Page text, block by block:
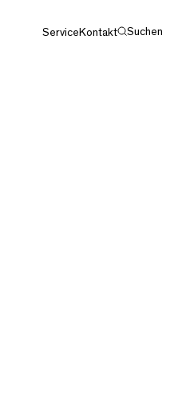
Service Kontakt Suchen